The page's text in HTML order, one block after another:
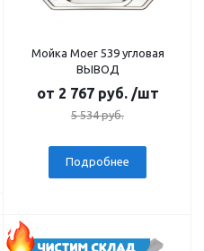
Мойка Moer 539 угловая
ВЫВОД
от 2 767 руб. /шт
5 534 руб.
Подробнее